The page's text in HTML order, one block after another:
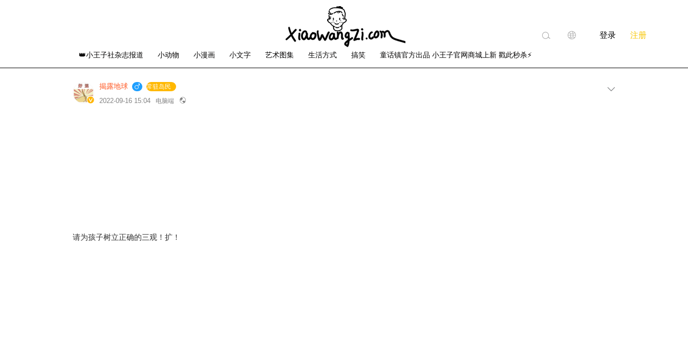
👑小王子社杂志报道 小动物 小漫画 小文字 艺术图集 生活方式 搞笑 童话镇官方出品 小王子官网商城上新 戳此秒杀⚡
登录 注册
揭露地球 常驻岛民
2022-09-16 15:04 电脑端
请为孩子树立正确的三观！扩！